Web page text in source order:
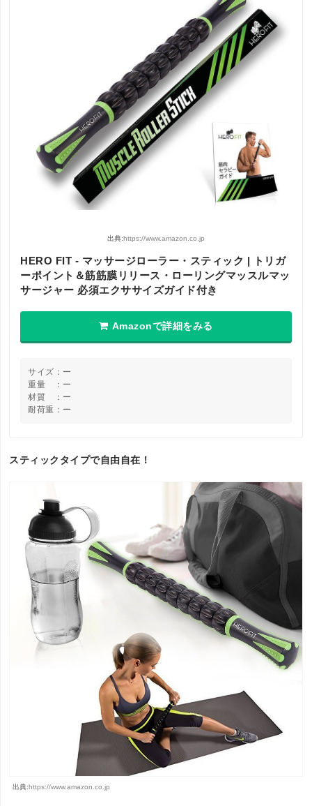
出典:https://www.amazon.co.jp
HERO FIT - マッサージローラー・スティック | トリガ
ーポイント＆筋筋膜リリース・ローリングマッスルマッ
サージャー 必須エクササイズガイド付き
Amazonで詳細をみる
サイズ：ー
重量 ：ー
材質 ：ー
耐荷重：ー
スティックタイプで自由自在！
出典:https://www.amazon.co.jp